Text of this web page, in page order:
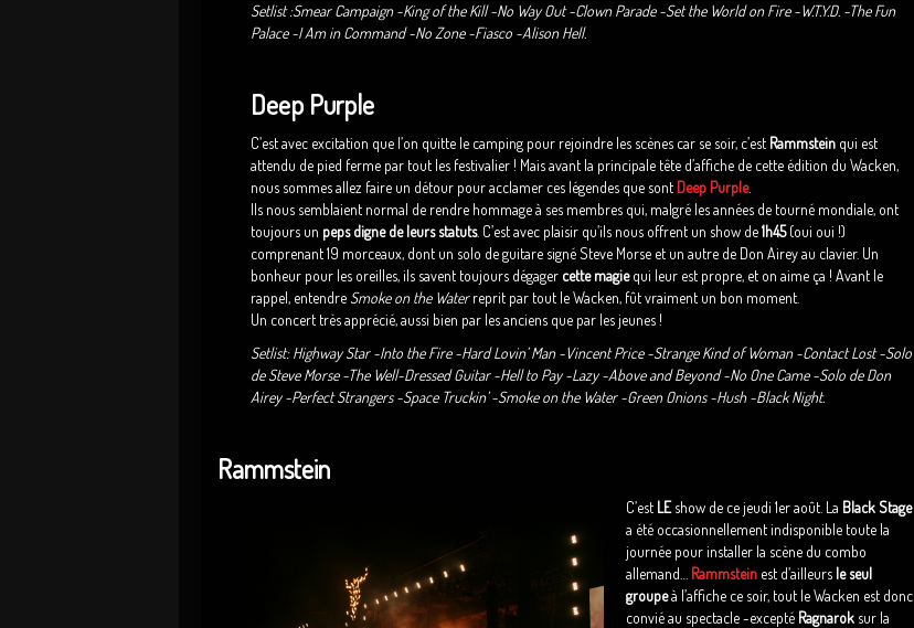
Setlist :Smear Campaign -King of the Kill -No Way Out -Clown Parade -Set the World on Fire -W.T.Y.D. -The Fun
Palace -I Am in Command -No Zone -Fiasco -Alison Hell.
Deep Purple
C’est avec excitation que l’on quitte le camping pour rejoindre les scènes car se soir, c’est Rammstein qui est
attendu de pied ferme par tout les festivalier ! Mais avant la principale tête d’affiche de cette édition du Wacken,
nous sommes allez faire un détour pour acclamer ces légendes que sont Deep Purple.
Ils nous semblaient normal de rendre hommage à ses membres qui, malgré les années de tourné mondiale, ont
toujours un peps digne de leurs statuts. C’est avec plaisir qu’ils nous offrent un show de1h45(oui oui !)
comprenant 19 morceaux, dont un solo de guitare signé Steve Morse et un autre de Don Airey au clavier. Un
bonheur pour les oreilles, ils savent toujours dégager cette magiequi leur est propre, et on aime ça ! Avant le
rappel, entendre Smoke on the Waterreprit par tout le Wacken, fût vraiment un bon moment.
Un concert très apprécié, aussi bien par les anciens que par les jeunes !
Setlist: Highway Star -Into the Fire -Hard Lovin’ Man -Vincent Price -Strange Kind of Woman -Contact Lost -Solo
de Steve Morse -The Well-Dressed Guitar -Hell to Pay -Lazy -Above and Beyond -No One Came -Solo de Don
Airey -Perfect Strangers -Space Truckin’ -Smoke on the Water -Green Onions -Hush -Black Night.
Rammstein
C’est LEshow de ce jeudi 1er août. La Black Stage
a été occasionnellement indisponible toute la
journée pour installer la scène du combo
allemand… Rammstein est d’ailleurs le seul
groupeà l’affiche ce soir, tout le Wacken est donc
convié au spectacle -excepté Ragnarok sur la